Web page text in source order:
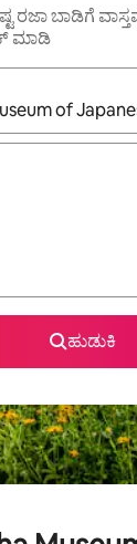
ರಜಾ ಬಾಡಿಗೆ
ಮಾಡಿ
ಅಪ್
ಹುಡುಕಿ